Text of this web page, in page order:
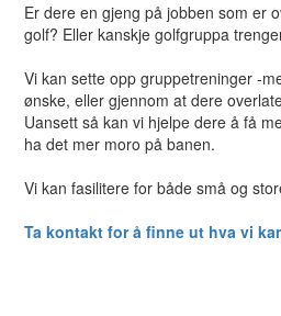
Er dere en gjeng på jobben som er
golf? Eller kanskje golfgruppa
Vi kan sette opp gruppetreninger -
ønske, eller gjennom at dere
Uansett så kan vi hjelpe dere å få
ha det mer moro på banen.
Vi kan fasilitere for både små og
Ta kontakt for å finne ut hva vi